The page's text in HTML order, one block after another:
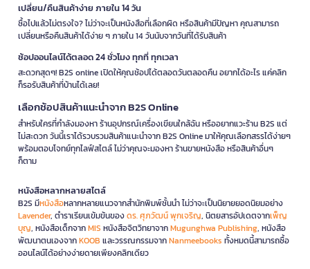
เปลี่ยน/คืนสินค้าง่าย ภายใน 14 วัน
ซื้อไปแล้วไม่ตรงใจ? ไม่ว่าจะเป็นหนังสือที่เลือกผิด หรือสินค้ามีปัญหา คุณสามารถ
เปลี่ยนหรือคืนสินค้าได้ง่าย ๆ ภายใน 14 วันนับจากวันที่ได้รับสินค้า
ช้อปออนไลน์ได้ตลอด 24 ชั่วโมง ทุกที่ ทุกเวลา
สะดวกสุดๆ! B2S online เปิดให้คุณช้อปได้ตลอดวันตลอดคืน อยากได้อะไร แค่คลิก
ก็รอรับสินค้าที่บ้านได้เลย!
เลือกช้อปสินค้าแนะนำจาก B2S Online
สำหรับใครที่กำลังมองหา ร้านอุปกรณ์เครื่องเขียนใกล้ฉัน หรืออยากแวะร้าน B2S แต่
ไม่สะดวก วันนี้เราได้รวบรวมสินค้าแนะนำจาก B2S Online มาให้คุณเลือกสรรได้ง่ายๆ
พร้อมตอบโจทย์ทุกไลฟ์สไตล์ ไม่ว่าคุณจะมองหา ร้านขายหนังสือ หรือสินค้าอื่นๆ
ก็ตาม
หนังสือหลากหลายสไตล์
B2S มีหนังสือหลากหลายแนวจากสำนักพิมพ์ชั้นนำ ไม่ว่าจะเป็นนิยายยอดนิยมอย่าง
Lavender, ตำราเรียนเข้มข้นของดร. ศุภวัฒน์ พุกเจริญ, นิตยสารอัปเดตจากเพ็ญ
บุญ, หนังสือเด็กจากMIS หนังสือจิตวิทยาจากMugunghwa Publishing, หนังสือ
พัฒนาตนเองจากKOOB และวรรณกรรมจากNanmeebooks ทั้งหมดนี้สามารถซื้อ
ออนไลน์ได้อย่างง่ายดายเพียงคลิกเดียว